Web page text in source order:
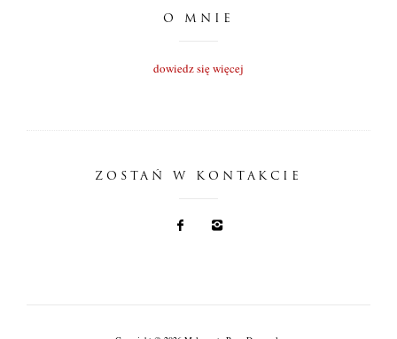
O MNIE
dowiedz się więcej
ZOSTAŃ W KONTAKCIE